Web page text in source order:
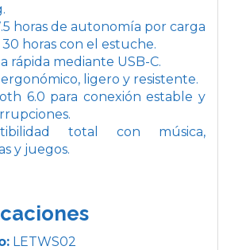
horas de autonomía por carga
30 horas con el estuche.
rápida mediante USB-C.
ligero y resistente.
6.0 para conexión estable y
total con música,
y juegos.
LETWS02